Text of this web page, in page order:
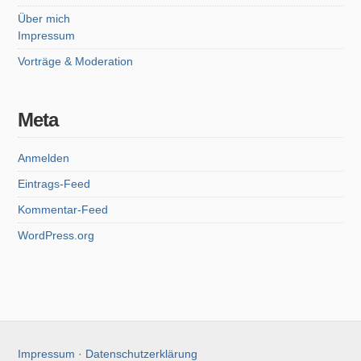
Über mich
Impressum
Vorträge & Moderation
Meta
Anmelden
Eintrags-Feed
Kommentar-Feed
WordPress.org
Impressum · Datenschutzerklärung